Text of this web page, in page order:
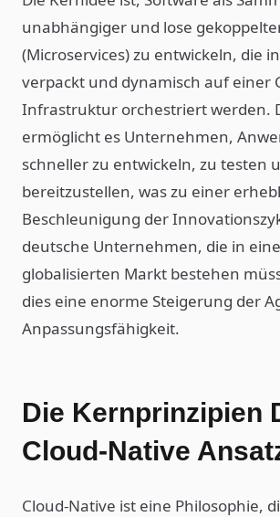
unabhängiger und lose
(Microservices) zu entwickeln, die
verpackt und dynamisch auf einer
Infrastruktur orchestriert werden.
ermöglicht es Unternehmen,
schneller zu entwickeln, zu testen
bereitzustellen, was zu einer
Beschleunigung der
deutsche Unternehmen, die in
globalisierten Markt bestehen
dies eine enorme Steigerung der
Anpassungsfähigkeit.
Die Kernprinzipien
Cloud-Native
Cloud-Native ist eine Philosophie,